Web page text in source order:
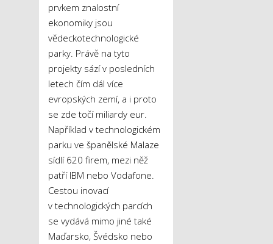
prvkem znalostní
ekonomiky jsou
vědeckotechnologické
parky. Právě na tyto
projekty sází v posledních
letech čím dál více
evropských zemí, a i proto
se zde točí miliardy eur.
Například v technologickém
parku ve španělské Malaze
sídlí 620 firem, mezi něž
patří IBM nebo Vodafone.
Cestou inovací
v technologických parcích
se vydává mimo jiné také
Maďarsko, Švédsko nebo